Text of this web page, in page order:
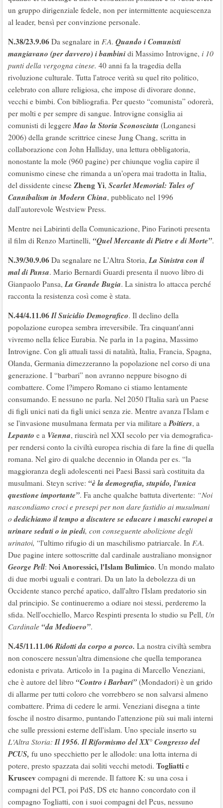
un gruppo dirigenziale fedele, non per intermittente acquiescenza
al leader, bensì per convinzione personale.
N.38/23.9.06 Da segnalare in F.A. Quando i Comunisti
mangiavano (per davvero) i bambini di Massimo Introvigne, i 10
punti della vergogna cinese. 40 anni fa la tragedia della
rivoluzione culturale. Tutta l'atroce verità su quel rito politico,
celebrato con allure religiosa, che impose di divorare donne,
vecchi e bimbi. Con bibliografia. Per questo “comunista” odorerà,
per molti e per sempre di sangue. Introvigne consiglia ai
comunisti di leggereMao la Storia Sconosciuta (Longanesi
2006) della grande scrittrice cinese Jung Chang, scritta in
collaborazione con John Halliday, una lettura obbligatoria,
nonostante la mole (960 pagine) per chiunque voglia capire il
comunismo cinese che rimanda a un'opera mai tradotta in Italia,
del dissidente cinese Zheng Yi, Scarlet Memorial: Tales of
Cannibalism in Modern China, pubblicato nel 1996
dall'autorevole Westview Press.
Mentre nei Labirinti della Comunicazione, Pino Farinoti presenta
il film di Renzo Martinelli, “Quel Mercante di Pietre e di Morte”.
N.39/30.9.06 Da segnalare ne L'Altra Storia,La Sinistra con il
mal di Pansa. Mario Bernardi Guardi presenta il nuovo libro di
Gianpaolo Pansa,La Grande Bugia. La sinistra lo attacca perché
racconta la resistenza così come è stata.
N.44/4.11.06Il Suicidio Demografico. Il declino della
popolazione europea sembra irreversibile. Tra cinquant'anni
vivremo nella felice Eurabia. Ne parla in 1a pagina, Massimo
Introvigne. Con gli attuali tassi di natalità, Italia, Francia, Spagna,
Olanda, Germania dimezzeranno la popolazione nel corso di una
generazione. I “barbari” non avranno neppure bisogno di
combattere. Come l?impero Romano ci stiamo lentamente
consumando. E nessuno ne parla. Nel 2050 l'Italia sarà un Paese
di figli unici nati da figli unici senza zie. Mentre avanza l'Islam e
se l'invasione musulmana fermata per via militare aPoitiers, a
Lepanto e a Vienna, riuscirà nel XXI secolo per via demografica-
per rendersi conto la civiltà europea rischia di fare la fine di quella
romana. Nel giro di qualche decennio in Olanda per es. “la
maggioranza degli adolescenti nei Paesi Bassi sarà costituita da
musulmani. Steyn scrive: “è la demografia, stupido, l'unica
questione importante”. Fa anche qualche battuta divertente: “Noi
nascondiamo croci e presepi per non dare fastidio ai musulmani
odedichiamo il tempo a discutere se educare i maschi europei a
urinare seduti o in piedi, con conseguente abolizione degli
urinatoi, “l'ultimo rifugio di un maschilismo patriarcale. In F.A.
Due pagine intere sottoscritte dal cardinale australiano monsignor
George Pell: Noi Anoressici, l'Islam Bulimico. Un mondo malato
di due morbi uguali e contrari. Da un lato la debolezza di un
Occidente stanco perché apatico, dall'altro l'Islam predatorio sin
dal principio. Se continueremo a odiare noi stessi, perderemo la
sfida. Nell'occhiello, Marco Respinti presenta lo studio su Pell, Un
Cardinale “da Medioevo”.
N.45/11.11.06Ridotti da corpo a porco. La nostra civiltà sembra
non conoscere nessun'altra dimensione che quella temporanea
edonista e privata. Articolo in 1a pagina di Marcello Veneziani,
che è autore del libro “Contro i Barbari” (Mondadori) è un grido
di allarme per tutti coloro che vorrebbero se non salvarsi almeno
combattere. Prima di cedere le armi. Veneziani disegna a tinte
fosche il nostro disarmo, puntando l'attenzione più sui mali interni
che sulle pressioni esterne dell'islam. Uno speciale inserto su
L'Altra Storia: Il 1956. Il Riformismo del XX° Congresso del
PCUS, fu uno specchietto per le allodole: una lotta interna di
potere, presto spazzata dai soliti vecchi metodi. Togliatti e
Kruscev compagni di merende. Il fattore K: su una cosa i
compagni del PCI, poi PdS, DS etc hanno concordato con il
compagno Togliatti, con i suoi compagni del Pcus, nessuno